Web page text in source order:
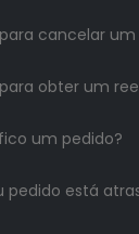
cancelar um
obter um
um pedido?
pedido está